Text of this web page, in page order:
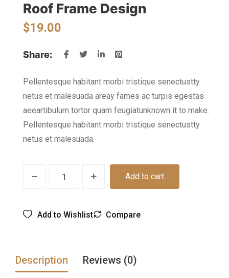
Roof Frame Design
$19.00
Share:
Pellentesque habitant morbi tristique senectustty
netus et malesuada areay fames ac turpis egestas
aeeartibulum tortor quam feugiatunknown it to make.
Pellentesque habitant morbi tristique senectustty
netus et malesuada.
Add to cart
Add to Wishlist Compare
Description Reviews (0)